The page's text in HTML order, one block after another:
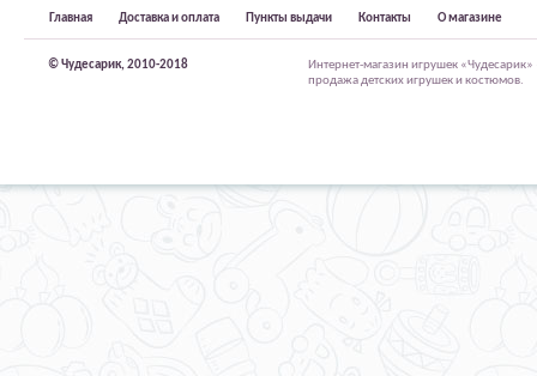
Главная Доставка и оплата Пункты выдачи Контакты О магазине
© Чудесарик, 2010-2018
Интернет-магазин игрушек
продажа детских игрушек и костюмов.